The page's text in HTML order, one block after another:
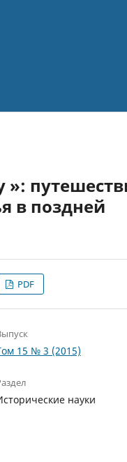
»:
в поздней
PDF
15 № 3 (2015)
науки